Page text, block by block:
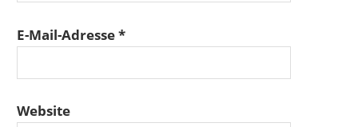
E-Mail-Adresse*
Website